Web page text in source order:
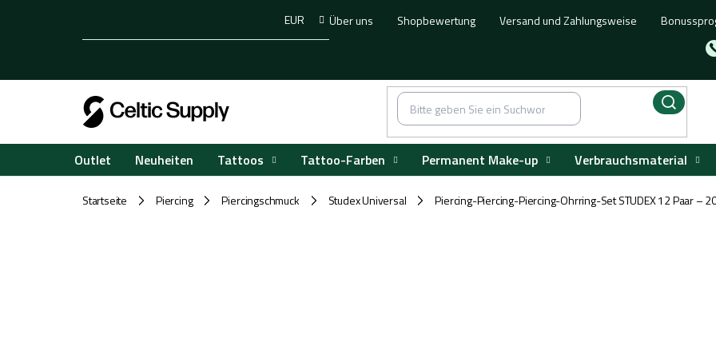
Über uns Shopbewertung Versand und Zahlungsweise
EUR
Outlet Neuheiten Tattoos Tattoo-Farben Permanent Make-up Verbrauchsmaterial
Startseite / Piercing / Piercingschmuck / Studex Universal / Piercing-Piercing-Piercing-Ohrring-Set STUDEX 12 Paar –